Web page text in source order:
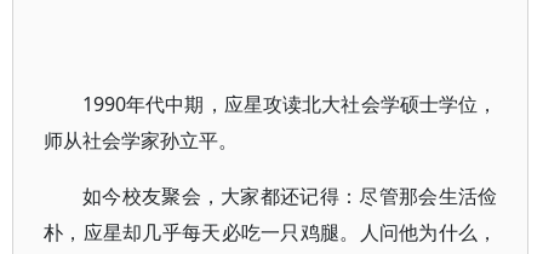
1990年代中期，应星攻读北大社会学硕士学位，
师从社会学家孙立平。
如今校友聚会，大家都还记得：尽管那会生活俭
朴，应星却几乎每天必吃一只鸡腿。人问他为什么，